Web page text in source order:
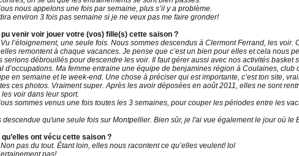
nous appelons une fois par semaine, plus s’il y a problème.
environ 3 fois pas semaine si je ne veux pas me faire gronder!
venir voir jouer votre (vos) fille(s) cette saison ?
Vu l’éloignement, une seule fois. Nous sommes descendus à Clermont Ferrand, les
remontent à chaque vacances. Je pense que c’est un bien pour elles et cela nous
serions débrouillés pour descendre les voir. Il faut gérer aussi avec nos activités
d’occupations. Ma femme entraine une équipe de benjamines région à Coulaines, club
en semaine et le week-end. Une chose à préciser qui est importante, c’est ton site,
ces photos. Vraiment super. Après les avoir déposées en août 2011, elles ne sont
voir dans leur sport.
sommes venus une fois toutes les 3 semaines, pour couper les périodes entre les
descendue qu'une seule fois sur Montpellier. Bien sûr, je l'ai vue également le jour où le
ont vécu cette saison ?
Non pas du tout. Étant loin, elles nous racontent ce qu’elles veulent! lol
pas!